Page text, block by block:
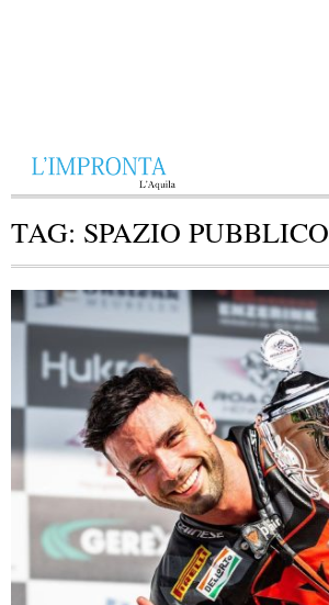
TAG: SPAZIO PUBBLICO